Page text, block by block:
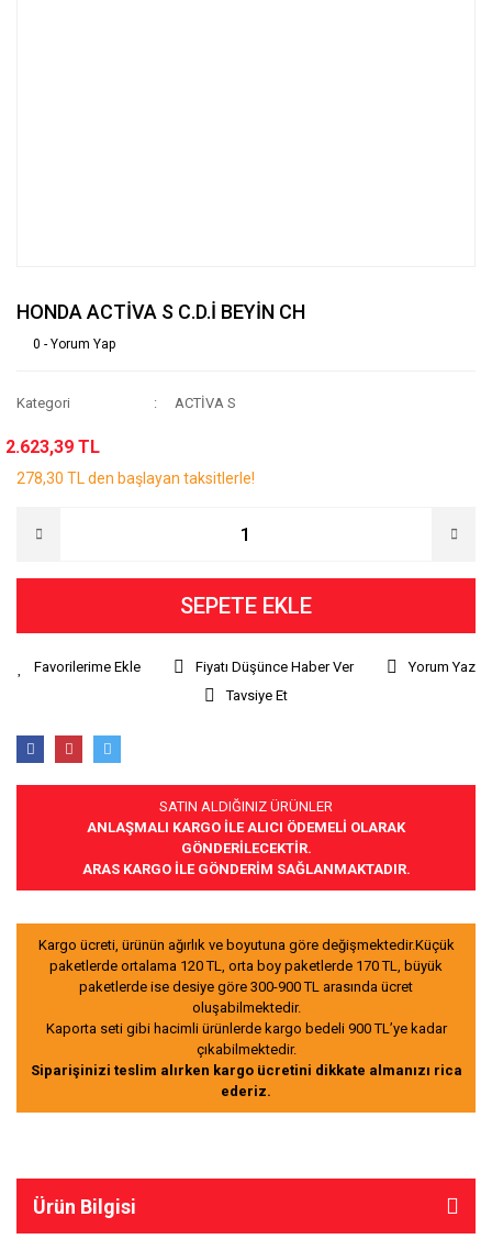
HONDA ACTİVA S C.D.İ BEYİN CH
0 - Yorum Yap
Kategori ACTİVA S
2.623,39 TL
278,30 TL den başlayan taksitlerle!
SEPETE EKLE
Fiyatı Düşünce Haber Ver
Yorum Yaz
Tavsiye Et
SATIN ALDIĞINIZ ÜRÜNLER
ANLAŞMALI KARGO İLE ALICI ÖDEMELİ OLARAK
GÖNDERİLECEKTİR.
ARAS KARGO İLE GÖNDERİM SAĞLANMAKTADIR.
Kargo ücreti, ürünün ağırlık ve boyutuna göre değişmektedir.Küçük
paketlerde ortalama 120 TL, orta boy paketlerde 170 TL, büyük
paketlerde ise desiye göre 300-900 TL arasında ücret
oluşabilmektedir.
Kaporta seti gibi hacimli ürünlerde kargo bedeli 900 TL’ye kadar
çıkabilmektedir.
Siparişinizi teslim alırken kargo ücretini dikkate almanızı rica
ederiz.
Ürün Bilgisi